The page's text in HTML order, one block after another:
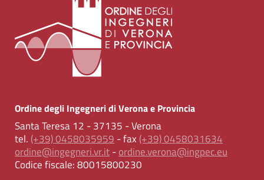
Ordine degli Ingegneri di Verona e Provincia
Santa Teresa 12 - 37135 - Verona
tel. (+39) 0458035959- fax (+39) 0458031634
ordine@ingegneri.vr.it-ordine.verona@ingpec.eu
Codice fiscale:80015800230